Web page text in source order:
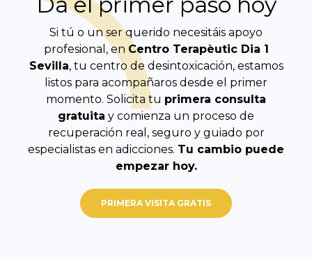
Si tú o un ser querido necesitáis apoyo
profesional, en Centro Terapèutic Dia 1
Sevilla, tu centro de desintoxicación, estamos
listos para acompañaros desde el primer
momento. Solicita tu primera consulta
gratuita y comienza un proceso de
recuperación real, seguro y guiado por
especialistas en adicciones. Tu cambio puede
empezar hoy.
PRIMERA VISITA GRATIS